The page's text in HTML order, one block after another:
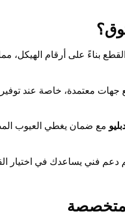
بناءً على أرقام الهيكل،
جهات معتمدة، خاصة عند توفير
مع ضمان يغطي العيوب
دعم فني يساعدك في اختيار